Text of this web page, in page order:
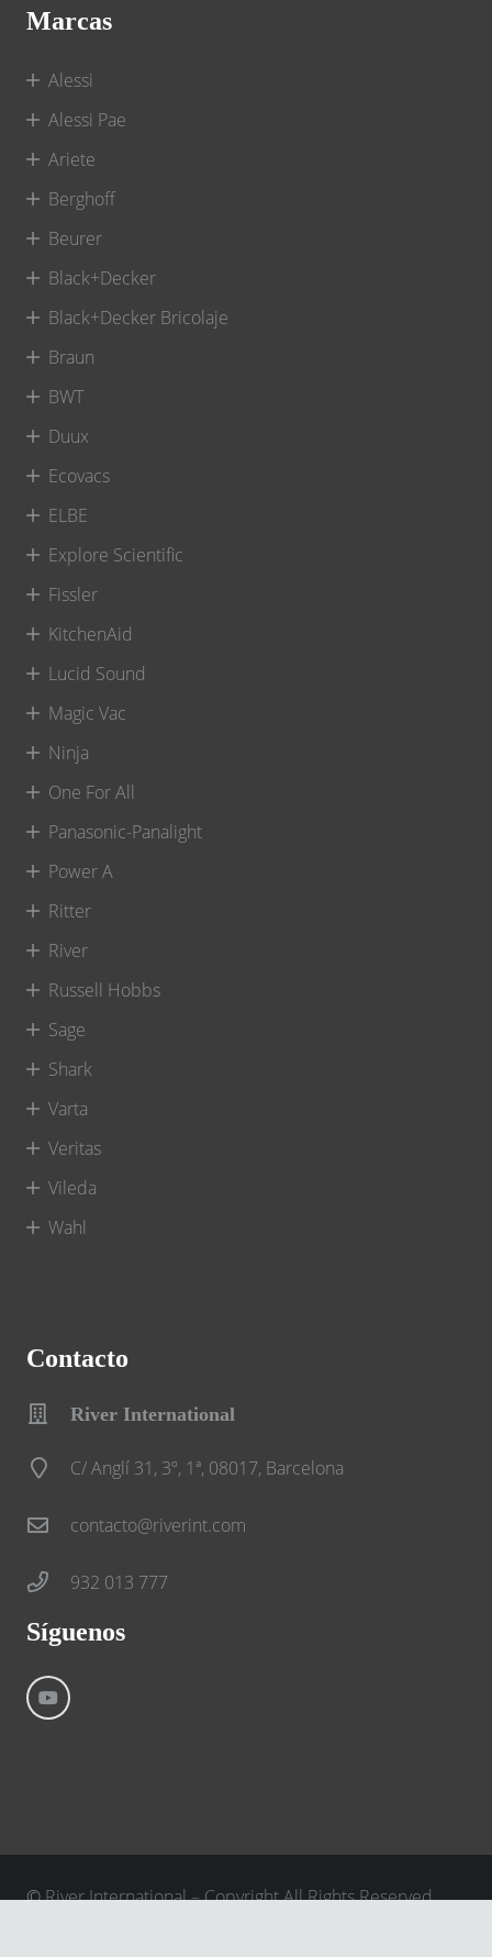
Marcas
Alessi
Alessi Pae
Ariete
Berghoff
Beurer
Black+Decker
Black+Decker Bricolaje
Braun
BWT
Duux
Ecovacs
ELBE
Explore Scientific
Fissler
KitchenAid
Lucid Sound
Magic Vac
Ninja
One For All
Panasonic-Panalight
Power A
Ritter
River
Russell Hobbs
Sage
Shark
Varta
Veritas
Vileda
Wahl
Contacto
River International
C/ Anglí 31, 3º, 1ª, 08017, Barcelona
contacto@riverint.com
932 013 777
Síguenos
©River International – Copyright All Rights Reserved